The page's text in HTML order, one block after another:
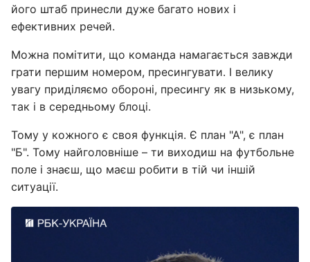
його штаб принесли дуже багато нових і
ефективних речей.
Можна помітити, що команда намагається завжди
грати першим номером, пресингувати. І велику
увагу приділяємо обороні, пресингу як в низькому,
так і в середньому блоці.
Тому у кожного є своя функція. Є план "А", є план
"Б". Тому найголовніше – ти виходиш на футбольне
поле і знаєш, що маєш робити в тій чи іншій
ситуації.